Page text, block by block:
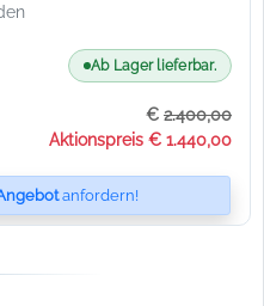
Ab Lager lieferbar.
€ 2.400,00
Aktionspreis € 1.440,00
anfordern!